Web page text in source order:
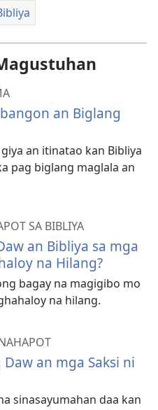
an Biglang
an itinatao kan Bibliya
pag biglang maglala an
SA BIBLIYA
an Bibliya sa mga
na Hilang?
bagay na magigibo mo
na hilang.
an mga Saksi ni
sinasayumahan daa kan